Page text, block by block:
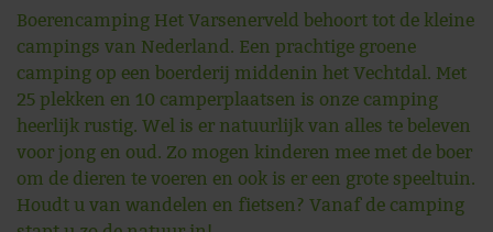
Boerencamping Het Varsenerveld behoort tot de kleine
campings van Nederland. Een prachtige groene
camping op een boerderij middenin het Vechtdal. Met
25 plekken en 10 camperplaatsen is onze camping
heerlijk rustig. Wel is er natuurlijk van alles te beleven
voor jong en oud. Zo mogen kinderen mee met de boer
om de dieren te voeren en ook is er een grote speeltuin.
Houdt u van wandelen en fietsen? Vanaf de camping